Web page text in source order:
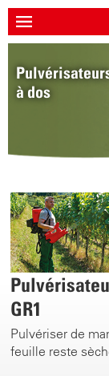
à dos
Clean-Matic 5
GR1
Pulvériser de
feuille reste